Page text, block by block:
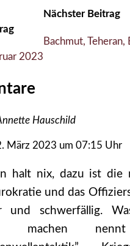
2023
Nächster Beitrag
Bachmut, Teheran,
Hauschild
März 2023 um 07:15 Uhr
halt nix, dazu ist die
und das
und schwerfällig.
machen